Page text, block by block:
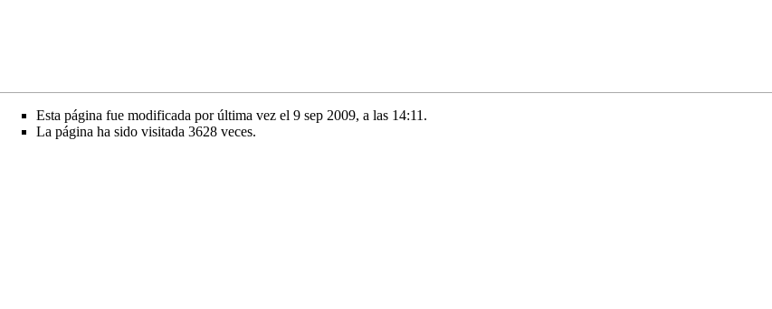
Esta página fue modificada por última vez el 9 sep 2009, a las 14:11.
La página ha sido visitada 3628 veces.